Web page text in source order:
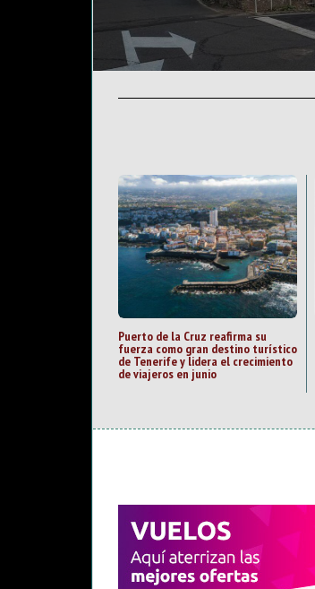
Puerto de la Cruz reafirma su
fuerza como gran destino turístico
de Tenerife y lidera el crecimiento
de viajeros en junio